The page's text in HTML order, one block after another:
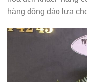
hàng đông đảo lựa